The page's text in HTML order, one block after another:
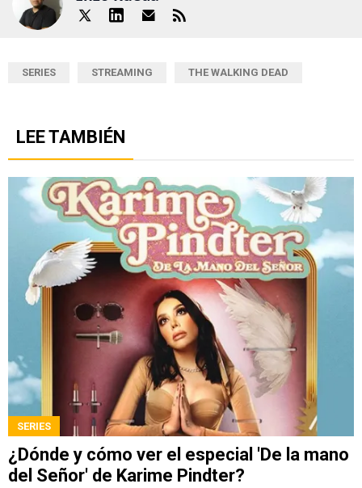
SERIES STREAMING THE WALKING DEAD
LEE TAMBIÉN
SERIES
¿Dónde y cómo ver el especial 'De la mano
del Señor' de Karime Pindter?